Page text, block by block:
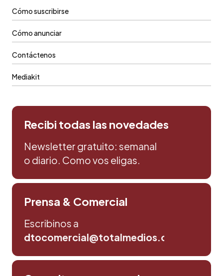
Cómo suscribirse
Cómo anunciar
Contáctenos
Mediakit
Recibi todas las novedades
Newsletter gratuito: semanal
o diario. Como vos eligas.
Prensa & Comercial
Escribinos a
dtocomercial@totalmedios.com